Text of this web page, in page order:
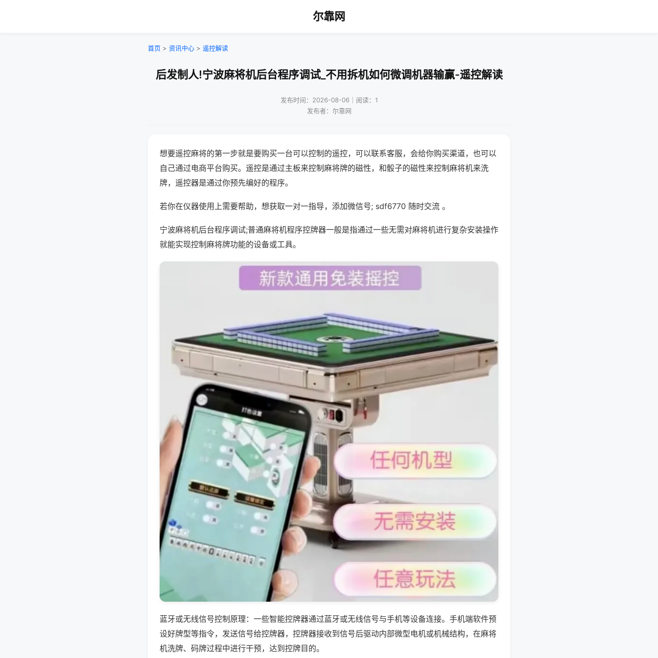
尔靠网
首页 > 资讯中心 > 遥控解读
后发制人!宁波麻将机后台程序调试_不用拆机如何微调机器输赢-遥控解读
发布时间：2026-08-06｜阅读：1
发布者：尔靠网
想要遥控麻将的第一步就是要购买一台可以控制的遥控，可以联系客服，会给你购买渠道，也可以
自己通过电商平台购买。遥控是通过主板来控制麻将牌的磁性，和骰子的磁性来控制麻将机来洗
牌，遥控器是通过你预先编好的程序。
若你在仪器使用上需要帮助，想获取一对一指导，添加微信号; sdf6770 随时交流 。
宁波麻将机后台程序调试;普通麻将机程序控牌器一般是指通过一些无需对麻将机进行复杂安装操作
就能实现控制麻将牌功能的设备或工具。
蓝牙或无线信号控制原理：一些智能控牌器通过蓝牙或无线信号与手机等设备连接。手机端软件预
设好牌型等指令，发送信号给控牌器，控牌器接收到信号后驱动内部微型电机或机械结构，在麻将
机洗牌、码牌过程中进行干预，达到控牌目的。